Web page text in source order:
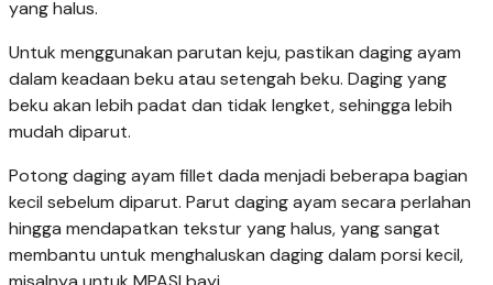
yang halus.
Untuk menggunakan parutan keju, pastikan daging ayam
dalam keadaan beku atau setengah beku. Daging yang
beku akan lebih padat dan tidak lengket, sehingga lebih
mudah diparut.
Potong daging ayam fillet dada menjadi beberapa bagian
kecil sebelum diparut. Parut daging ayam secara perlahan
hingga mendapatkan tekstur yang halus, yang sangat
membantu untuk menghaluskan daging dalam porsi kecil,